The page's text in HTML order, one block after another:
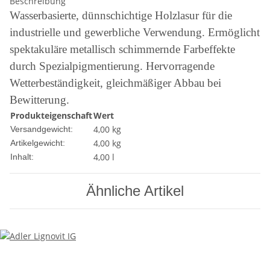
Wasserbasierte, dünnschichtige Holzlasur für die
industrielle und gewerbliche Verwendung. Ermöglicht
spektakuläre metallisch schimmernde Farbeffekte
durch Spezialpigmentierung. Hervorragende
Wetterbeständigkeit, gleichmäßiger Abbau bei
Bewitterung.
ProdukteigenschaftWert
Versandgewicht: 4,00 kg
Artikelgewicht: 4,00 kg
Inhalt: 4,00 l
Ähnliche Artikel